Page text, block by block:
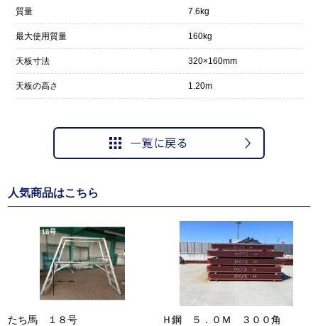
質量 7.6kg
最大使用質量 160kg
天板寸法 320×160mm
天板の高さ 1.20m
人気商品はこちら
たち馬 １８号 Ｈ鋼 ５．０Ｍ ３００角